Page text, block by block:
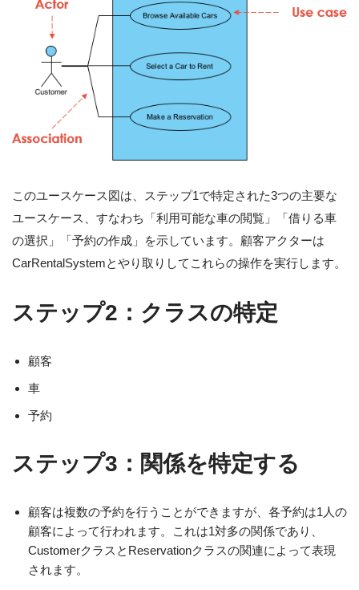
このユースケース図は、ステップ1で特定された3つの主要な
ユースケース、すなわち「利用可能な車の閲覧」「借りる車
の選択」「予約の作成」を示しています。顧客アクターは
CarRentalSystemとやり取りしてこれらの操作を実行します。
ステップ2：クラスの特定
顧客
車
予約
ステップ3：関係を特定する
顧客は複数の予約を行うことができますが、各予約は1人の
顧客によって行われます。これは1対多の関係であり、
CustomerクラスとReservationクラスの関連によって表現
されます。